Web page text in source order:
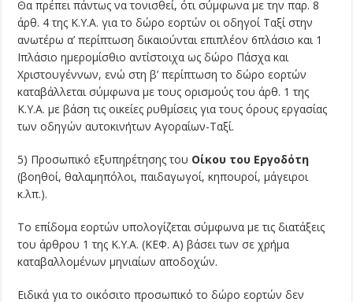
Θα πρέπει πάντως να τονισθεί, ότι σύμφωνα με την παρ. 8
άρθ. 4 της Κ.Υ.Α. για το δώρο εορτών οι οδηγοί Ταξί στην
ανωτέρω α’ περίπτωση δικαιούνται επιπλέον 6πλάσιο και 1
Ιπλάσιο ημερομίσθιο αντίστοιχα ως δώρο Πάσχα και
Χριστουγέννων, ενώ στη β’ περίπτωση το δώρο εορτών
καταβάλλεται σύμφωνα με τους ορισμούς του άρθ. 1 της
Κ.Υ.Α. με βάση τις οικείες ρυθμίσεις για τους όρους εργασίας
των οδηγών αυτοκινήτων Αγοραίων-Ταξί.
5) Προσωπικό εξυπηρέτησης του Οίκου του Εργοδότη
(βοηθοί, θαλαμηπόλοι, παιδαγωγοί, κηπουροί, μάγειροι
κ.λπ.).
Το επίδομα εορτών υπολογίζεται σύμφωνα με τις διατάξεις
του άρθρου 1 της Κ.Υ.Α. (ΚΕΦ. Α) βάσει των σε χρήμα
καταβαλλομένων μηνιαίων αποδοχών.
Ειδικά για το οικόσιτο προσωπικό το δώρο εορτών δεν